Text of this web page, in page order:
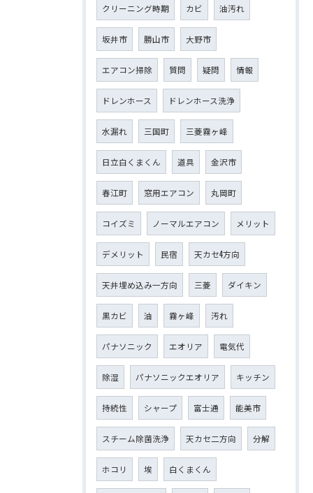
クリーニング時期 カビ 油汚れ
坂井市 勝山市 大野市
エアコン掃除 質問 疑問 情報
ドレンホース ドレンホース洗浄
水漏れ 三国町 三菱霧ヶ峰
日立白くまくん 道具 金沢市
春江町 窓用エアコン 丸岡町
コイズミ ノーマルエアコン メリット
デメリット 民宿 天カセ4方向
天井埋め込み一方向 三菱 ダイキン
黒カビ 油 霧ヶ峰 汚れ
パナソニック エオリア 電気代
除湿 パナソニックエオリア キッチン
持続性 シャープ 富士通 能美市
スチーム除菌洗浄 天カセ二方向 分解
ホコリ 埃 白くまくん